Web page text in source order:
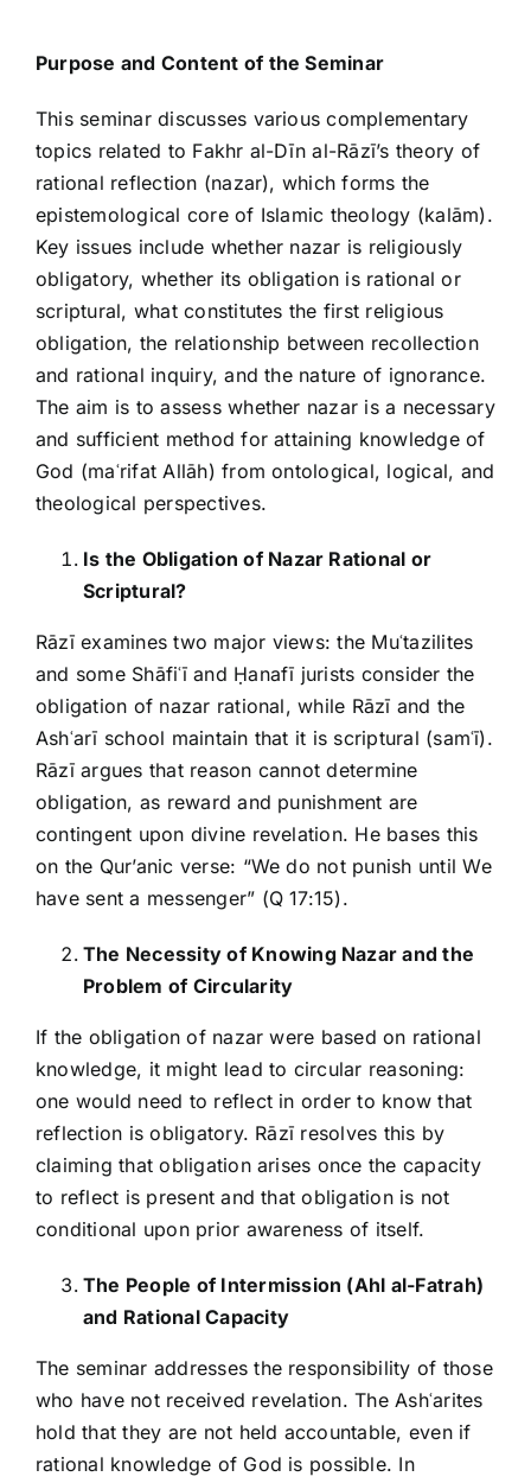
Purpose and Content of the Seminar
This seminar discusses various complementary
topics related to Fakhr al-Dīn al-Rāzī’s theory of
rational reflection (nazar), which forms the
epistemological core of Islamic theology (kalām).
Key issues include whether nazar is religiously
obligatory, whether its obligation is rational or
scriptural, what constitutes the first religious
obligation, the relationship between recollection
and rational inquiry, and the nature of ignorance.
The aim is to assess whether nazar is a necessary
and sufficient method for attaining knowledge of
God (maʿrifat Allāh) from ontological, logical, and
theological perspectives.
Is the Obligation of Nazar Rational or
Scriptural?
Rāzī examines two major views: the Muʿtazilites
and some Shāfiʿī and Ḥanafī jurists consider the
obligation of nazar rational, while Rāzī and the
Ashʿarī school maintain that it is scriptural (samʿī).
Rāzī argues that reason cannot determine
obligation, as reward and punishment are
contingent upon divine revelation. He bases this
on the Qur’anic verse: “We do not punish until We
have sent a messenger” (Q 17:15).
The Necessity of Knowing Nazar and the
Problem of Circularity
If the obligation of nazar were based on rational
knowledge, it might lead to circular reasoning:
one would need to reflect in order to know that
reflection is obligatory. Rāzī resolves this by
claiming that obligation arises once the capacity
to reflect is present and that obligation is not
conditional upon prior awareness of itself.
The People of Intermission (Ahl al-Fatrah)
and Rational Capacity
The seminar addresses the responsibility of those
who have not received revelation. The Ashʿarites
hold that they are not held accountable, even if
rational knowledge of God is possible. In